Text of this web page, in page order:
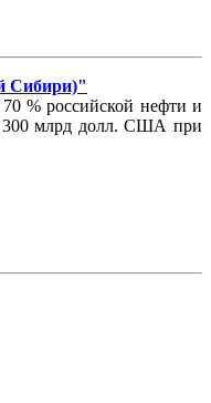
Сибири)"
% российской нефти и
300 млрд долл. США при